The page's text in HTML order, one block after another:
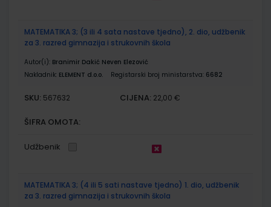
MATEMATIKA 3; (3 ili 4 sata nastave tjedno), 2. dio, udžbenik
za 3. razred gimnazija i strukovnih škola
Autor(i): Branimir Dakić Neven Elezović
Nakladnik: ELEMENT d.o.o. Registarski broj ministarstva: 6682
SKU: 567632 CIJENA: 22,00 €
ŠIFRA OMOTA:
Udžbenik
MATEMATIKA 3; (4 ili 5 sati nastave tjedno) 1. dio, udžbenik
za 3. razred gimnazija i strukovnih škola